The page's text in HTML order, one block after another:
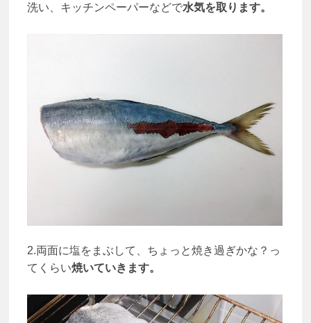
洗い、キッチンペーパーなどで水気を取ります。
2.両面に塩をまぶして、ちょっと焼き過ぎかな？っ
てくらい焼いていきます。